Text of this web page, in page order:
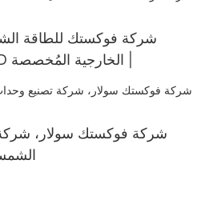
شركة فوكستك للطاقة
شركة فوكستك سولار،